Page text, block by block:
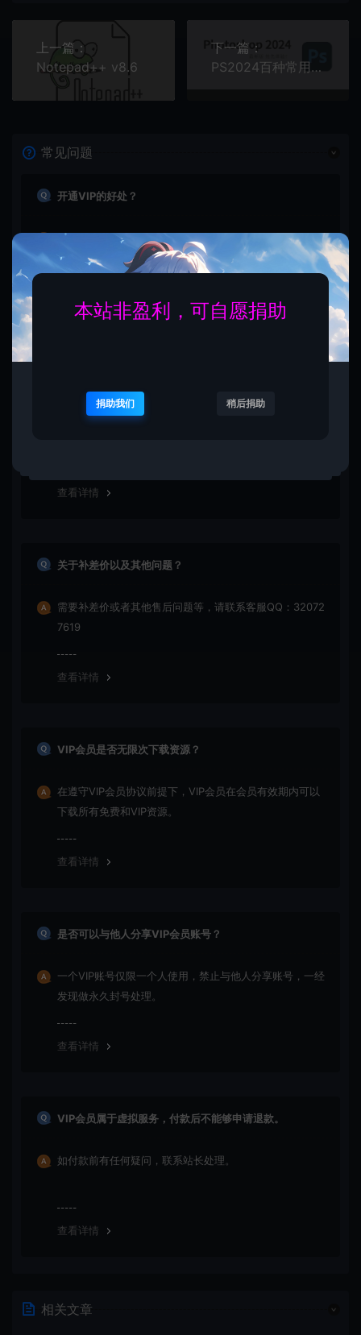
上一篇：
Notepad++ v8.6
下一篇：
PS2024百种常用插件【免费使用，先到先得】
常见问题
开通VIP的好处？
VIP会员根据等级在相应的有效期内享有本站所有资源免费
下载资源的权力，免费查看隐藏内容的权力，免费查看视
查看详情
不同的VIP拥有不同的权限，通常VIP会员拥有免费资格享
查看详情
关于补差价以及其他问题？
需要补差价或者其他售后问题等，请联系客服QQ：32072
7619
查看详情
VIP会员是否无限次下载资源？
在遵守VIP会员协议前提下，VIP会员在会员有效期内可以
下载所有免费和VIP资源。
查看详情
是否可以与他人分享VIP会员账号？
一个VIP账号仅限一个人使用，禁止与他人分享账号，一经
发现做永久封号处理。
查看详情
VIP会员属于虚拟服务，付款后不能够申请退款。
如付款前有任何疑问，联系站长处理。
查看详情
相关文章
本站非盈利，可自愿捐助
捐助我们 稍后捐助